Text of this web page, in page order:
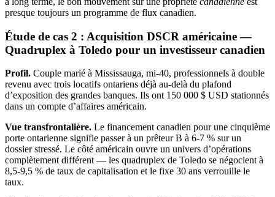
presque toujours un programme de flux canadien.
Étude de cas 2 : Acquisition DSCR américaine —
Quadruplex à Toledo pour un investisseur canadien
Profil. Couple marié à Mississauga, mi-40, professionnels à double
revenu avec trois locatifs ontariens déjà au-delà du plafond
d’exposition des grandes banques. Ils ont 150 000 $ USD stationnés
dans un compte d’affaires américain.
Vue transfrontalière. Le financement canadien pour une cinquième
porte ontarienne signifie passer à un prêteur B à 6-7 % sur un
dossier stressé. Le côté américain ouvre un univers d’opérations
complètement différent — les quadruplex de Toledo se négocient à
8,5-9,5 % de taux de capitalisation et le fixe 30 ans verrouille le
taux.